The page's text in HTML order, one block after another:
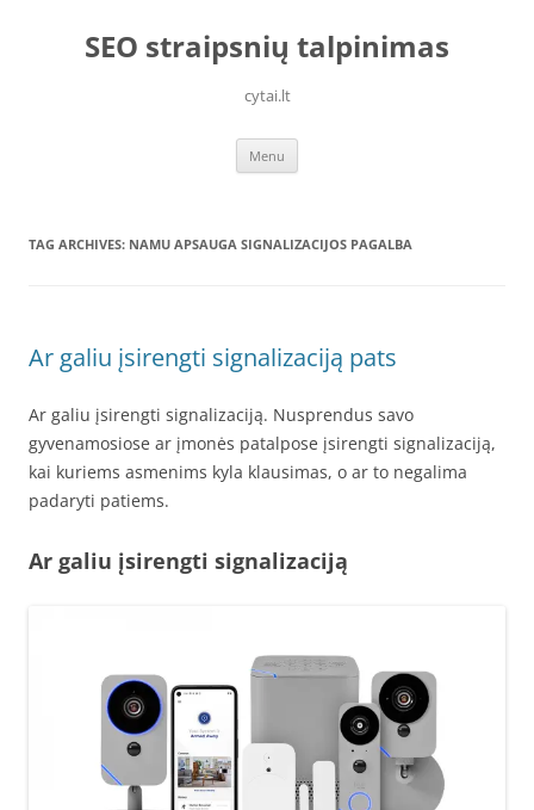
contentSEO straipsnių talpinimas
cytai.lt
Menu
TAG ARCHIVES: NAMU APSAUGA SIGNALIZACIJOS PAGALBA
Ar galiu įsirengti signalizaciją pats
Ar galiu įsirengti signalizaciją. Nusprendus savo
gyvenamosiose ar įmonės patalpose įsirengti signalizaciją,
kai kuriems asmenims kyla klausimas, o ar to negalima
padaryti patiems.
Ar galiu įsirengti signalizaciją